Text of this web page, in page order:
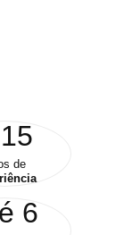
15
de
6